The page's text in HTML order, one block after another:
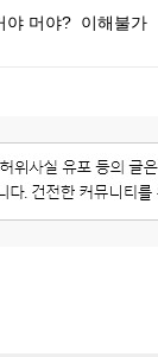
야 머야? 이해불가